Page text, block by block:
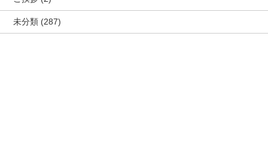
未分類 (287)